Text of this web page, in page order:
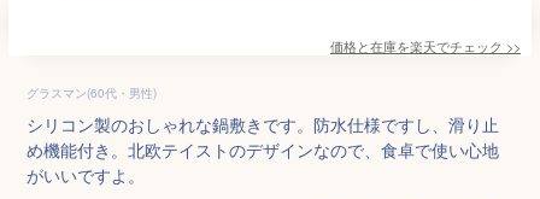
価格と在庫を楽天でチェック >>
グラスマン(60代・男性)
シリコン製のおしゃれな鍋敷きです。防水仕様ですし、滑り止
め機能付き。北欧テイストのデザインなので、食卓で使い心地
がいいですよ。